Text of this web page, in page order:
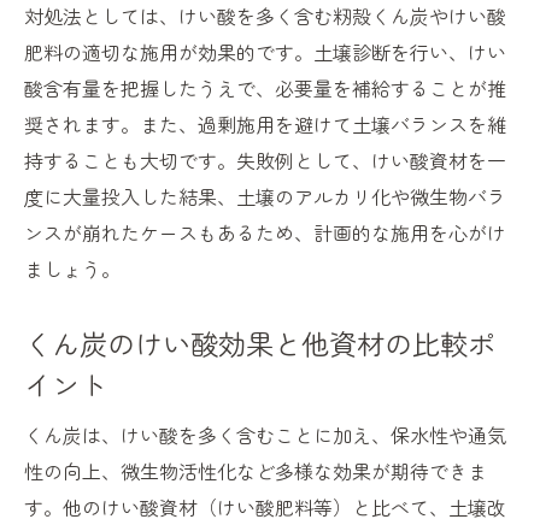
対処法としては、けい酸を多く含む籾殻くん炭やけい酸
肥料の適切な施用が効果的です。土壌診断を行い、けい
酸含有量を把握したうえで、必要量を補給することが推
奨されます。また、過剰施用を避けて土壌バランスを維
持することも大切です。失敗例として、けい酸資材を一
度に大量投入した結果、土壌のアルカリ化や微生物バラ
ンスが崩れたケースもあるため、計画的な施用を心がけ
ましょう。
くん炭のけい酸効果と他資材の比較ポ
イント
くん炭は、けい酸を多く含むことに加え、保水性や通気
性の向上、微生物活性化など多様な効果が期待できま
す。他のけい酸資材（けい酸肥料等）と比べて、土壌改